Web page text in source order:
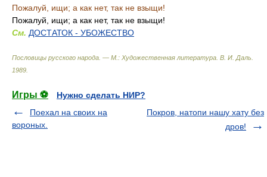
Пожалуй, ищи; а как нет, так не взыщи!
Пожалуй, ищи; а как нет, так не взыщи!
См. ДОСТАТОК - УБОЖЕСТВО
Пословицы русского народа. — М.: Художественная литература В. И. Даль
1989
Игры ⚽
Нужно сделать НИР?
Поехал на своих на
вороных.
Покров, натопи нашу хату без
дров!